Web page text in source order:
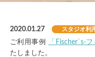
2020.01.27 スタジオ利
ご利用事例 「Fischer`s-
たしました。